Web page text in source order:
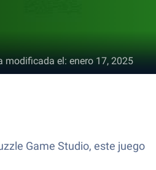
modificada el: enero 17, 2025
Game Studio, este juego